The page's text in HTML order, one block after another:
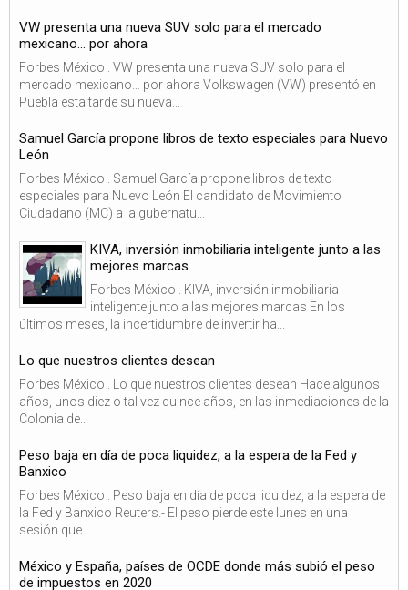
VW presenta una nueva SUV solo para el mercado
mexicano… por ahora
Forbes México . VW presenta una nueva SUV solo para el
mercado mexicano… por ahora Volkswagen (VW) presentó en
Puebla esta tarde su nueva...
Samuel García propone libros de texto especiales para Nuevo
León
Forbes México . Samuel García propone libros de texto
especiales para Nuevo León El candidato de Movimiento
Ciudadano (MC) a la gubernatu...
KIVA, inversión inmobiliaria inteligente junto a las
mejores marcas
Forbes México . KIVA, inversión inmobiliaria
inteligente junto a las mejores marcas En los
últimos meses, la incertidumbre de invertir ha...
Lo que nuestros clientes desean
Forbes México . Lo que nuestros clientes desean Hace algunos
años, unos diez o tal vez quince años, en las inmediaciones de la
Colonia de...
Peso baja en día de poca liquidez, a la espera de la Fed y
Banxico
Forbes México . Peso baja en día de poca liquidez, a la espera de
la Fed y Banxico Reuters.- El peso pierde este lunes en una
sesión que...
México y España, países de OCDE donde más subió el peso
de impuestos en 2020